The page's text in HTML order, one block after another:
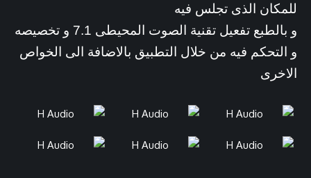
للمكان الذى تجلس فيه
و بالطبع تفعيل تقنية الصوت المحيطى 7.1 و تخصيصه
و التحكم فيه من خلال التطبيق بالاضافة الى الخواص
الاخرى